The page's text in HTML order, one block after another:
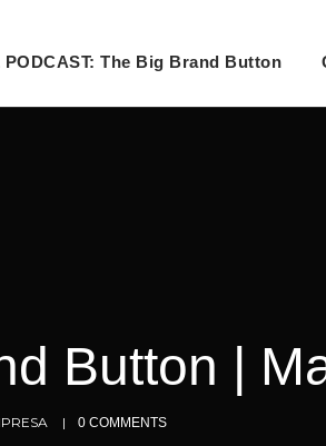
PODCAST: The Big Brand Button
Button |
0 COMMENTS